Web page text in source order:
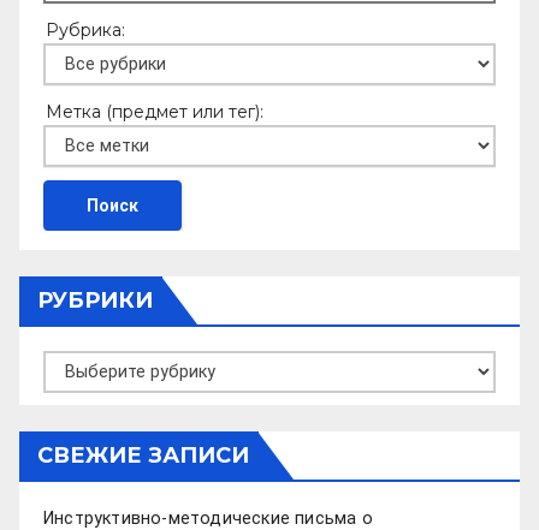
Рубрика:
Метка (предмет или тег):
РУБРИКИ
Рубрики
СВЕЖИЕ ЗАПИСИ
Инструктивно-методические письма о